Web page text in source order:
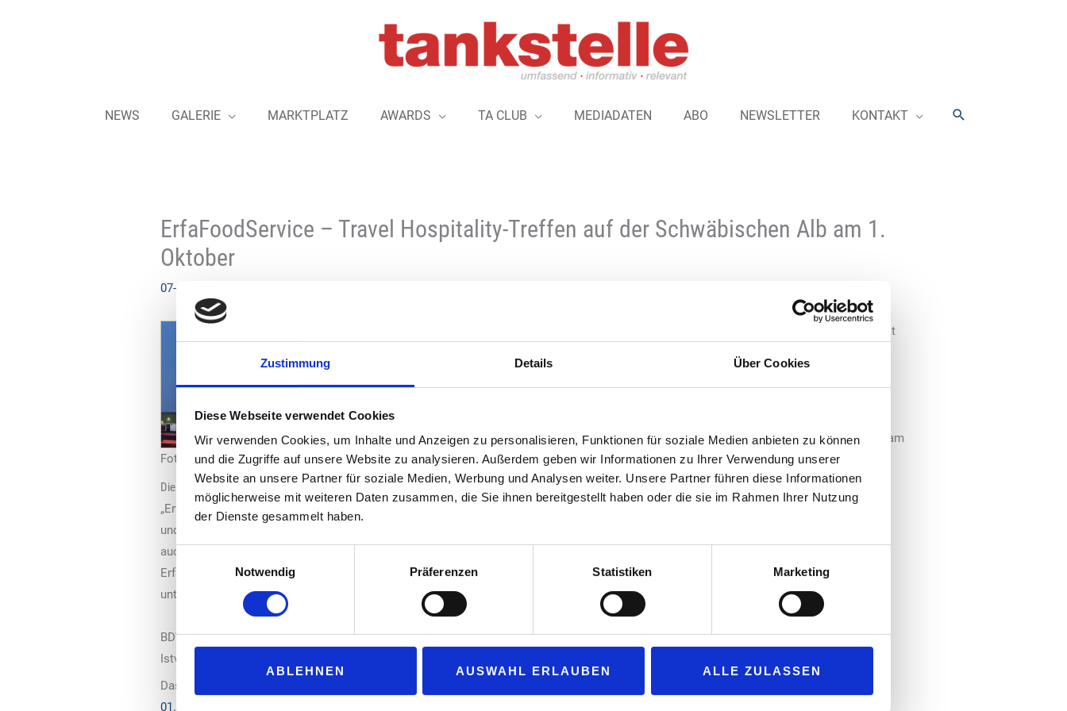
Zustimmung Details Über Cookies
Diese Webseite verwendet Cookies
Wir verwenden Cookies, um Inhalte und Anzeigen zu personalisieren, Funktionen für soziale Medien anbieten zu können
und die Zugriffe auf unsere Website zu analysieren. Außerdem geben wir Informationen zu Ihrer Verwendung unserer
Website an unsere Partner für soziale Medien, Werbung und Analysen weiter. Unsere Partner führen diese Informationen
möglicherweise mit weiteren Daten zusammen, die Sie ihnen bereitgestellt haben oder die sie im Rahmen Ihrer Nutzung
der Dienste gesammelt haben.
Einwilligungsauswahl
Notwendig
Präferenzen Statistiken Marketing
ABLEHNEN AUSWAHL ERLAUBEN ALLE ZULASSEN
NEWS GALERIE MARKTPLATZ AWARDS TA CLUB MEDIADATEN ABO NEWSLETTER KONTAKT Suchen
ErfaFoodService – Travel Hospitality-Treffen auf der Schwäbischen Alb am 1.
Oktober
07-08-2024
Foto: H-Albzeit
Die Verkehrsgastronomie wird sich, vor allem aufgrund der Elektromobilität
Unternehmern neue Konzepte und etablierte Lösungen vorzustellen, findet am
1. Oktober ein „ErfaImpulsTreffen“ auf der Schwäbischen Alb statt.
Die Lösungen von morgen entdecken
„Erfa FoodService“-Organisator und Netzwerker Michael Möhring: „Wir möchten mit dem Einblick in verschiedene Konzepte und Lösungen
und dem Erfahrungsaustausch unter den Teilnehmern helfen, bei der Suche nach den richtigen Lösungen von morgen. Dies unter anderem
auch mit einem Blick hinter die Kulissen, im Gespräch mit den Machern vor Ort, kurzweiligen Impulsvorträgen und einem lebhaften
Erfahrungsaustausch unter den Teilnehmern.“ Die Teilnehmer erfahren mehr darüber, wie sie den Zielgruppen von morgen, welche die
unterschiedlichsten Ansprüche haben, gerecht werden können und somit wirtschaftlich erfolgreich bleiben.
BDV-Vending Geschäftsführer Dr. Aris Kaschefi: „Verkehrsgastronomie braucht Vending.“
Istvan Elias, Inhaber Elias Consult: „Unser Netzwerk – Ihr Erfolg“
Das vollständige Programm mit allen Vortragenden und Themen findet sich online unter:
01.10.24 (erfa-foodservice.de)